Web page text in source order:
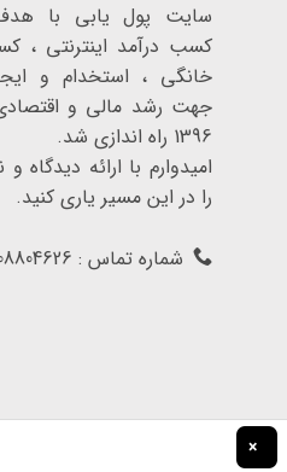
سایت پول یابی با
کسب درآمد اینترنتی ،
خانگی ، استخدام و
جهت رشد مالی و
1396 راه اندازی شد.
امیدوارم با ارائه دیدگاه
را در این مسیر یاری کنید.
شماره تماس : 09308804626
×